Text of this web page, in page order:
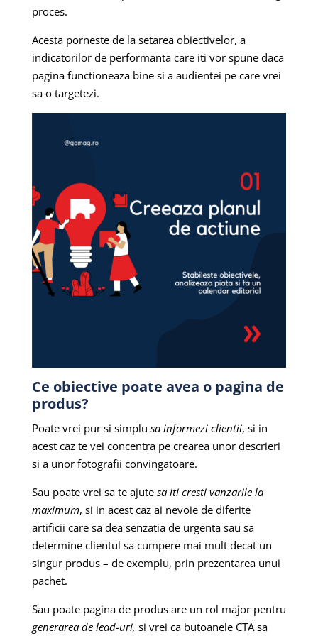
proces.
Acesta porneste de la setarea obiectivelor, a
indicatorilor de performanta care iti vor spune daca
pagina functioneaza bine si a audientei pe care vrei
sa o targetezi.
Ce obiective poate avea o pagina de
produs?
Poate vrei pur si simplu sa informezi clientii, si in
acest caz te vei concentra pe crearea unor descrieri
si a unor fotografii convingatoare.
Sau poate vrei sa te ajutesa iti cresti vanzarile la
maximum, si in acest caz ai nevoie de diferite
artificii care sa dea senzatia de urgenta sau sa
determine clientul sa cumpere mai mult decat un
singur produs – de exemplu, prin prezentarea unui
pachet.
Sau poate pagina de produs are un rol major pentru
generarea de lead-uri, si vrei ca butoanele CTA sa